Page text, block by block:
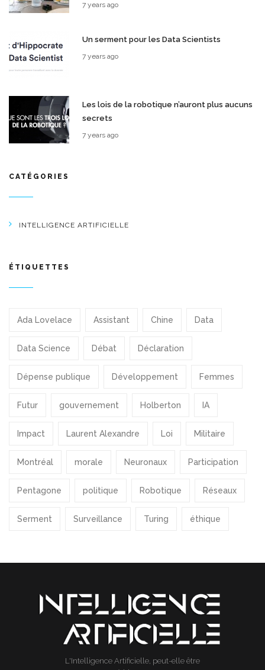
7 years ago
Un serment pour les Data Scientists
7 years ago
Les lois de la robotique n’auront plus aucuns
secrets
7 years ago
CATÉGORIES
INTELLIGENCE ARTIFICIELLE
ÉTIQUETTES
Ada Lovelace Assistant Chine Data
Data Science Débat Déclaration
Dépense publique Développement Femmes
Futur gouvernement Holberton IA
Impact Laurent Alexandre Loi Militaire
Montréal morale Neuronaux Participation
Pentagone politique Robotique Réseaux
Serment Surveillance Turing éthique
L'Intelligence Artificielle, peut-elle être